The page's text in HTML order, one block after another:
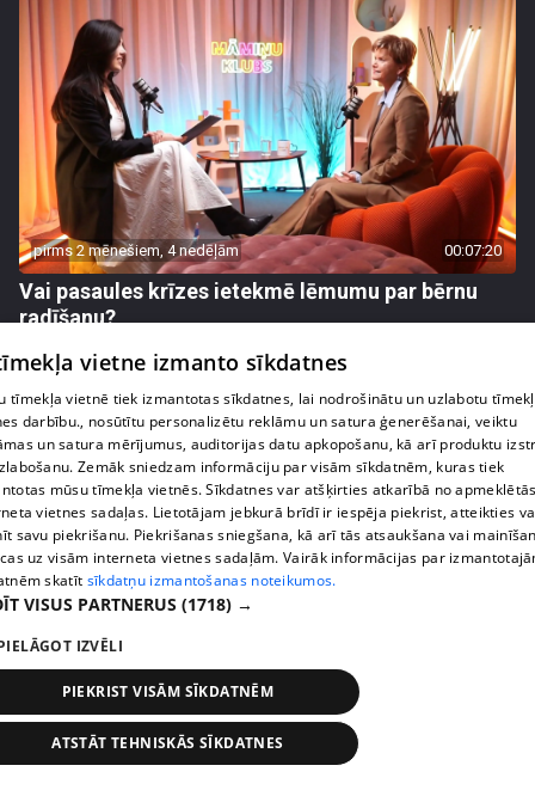
pirms 2 mēnešiem, 4 nedēļām 00:07:20
Vai pasaules krīzes ietekmē lēmumu par bērnu
radīšanu?
pirms 3 mēnešiem
Grila sezonā lieliski iespējams ievērot veselīga
uztura principus
13. epizode
vietne izmanto sīkdatnes
tīmekļa vietnē tiek izmantotas sīkdatnes, lai nodrošinātu un uzlabotu
darbību., nosūtītu personalizētu reklāmu un satura ģenerēšanai, veiktu
un satura mērījumus, auditorijas datu apkopošanu, kā arī produktu
Zemāk sniedzam informāciju par visām sīkdatnēm, kuras tiek
mūsu tīmekļa vietnēs. Sīkdatnes var atšķirties atkarībā no
vietnes sadaļas. Lietotājam jebkurā brīdī ir iespēja piekrist, atteikties
savu piekrišanu. Piekrišanas sniegšana, kā arī tās atsaukšana vai
uz visām interneta vietnes sadaļām. Vairāk informācijas par
skatīt sīkdatņu izmantošanas noteikumos.
VISUS PARTNERUS (1718) →
IZVĒLI
PIEKRIST VISĀM SĪKDATNĒM
ATSTĀT TEHNISKĀS SĪKDATNES